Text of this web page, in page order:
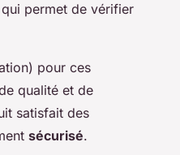
permet de vérifier
pour ces
qualité et de
satisfait des
sécurisé.